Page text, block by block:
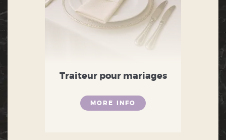
Traiteur pour mariages
MORE INFO